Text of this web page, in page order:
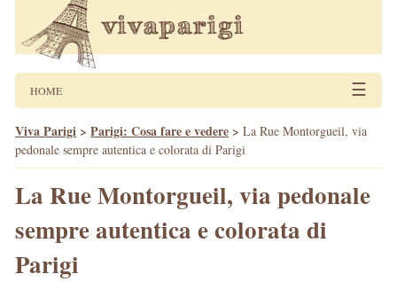
HOME ☰
Viva Parigi > Parigi: Cosa fare e vedere > La Rue Montorgueil, via
pedonale sempre autentica e colorata di Parigi
La Rue Montorgueil, via pedonale
sempre autentica e colorata di
Parigi